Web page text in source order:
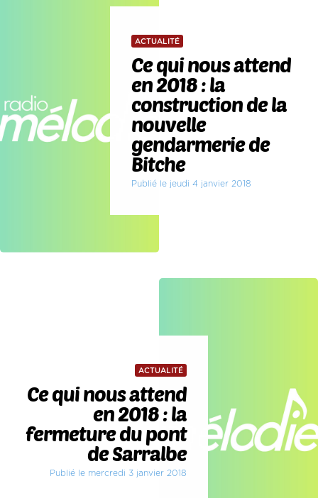
ACTUALITÉ
Ce qui nous attend
en 2018 : la
construction de la
nouvelle
gendarmerie de
Bitche
Publié le jeudi 4 janvier 2018
ACTUALITÉ
Ce qui nous attend
en 2018 : la
fermeture du pont
de Sarralbe
Publié le mercredi 3 janvier 2018